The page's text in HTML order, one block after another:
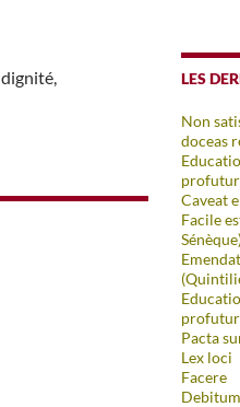
LES
Non
doceas
Caveat
Facile
Pacta
Lex loci
Facere
Debitum